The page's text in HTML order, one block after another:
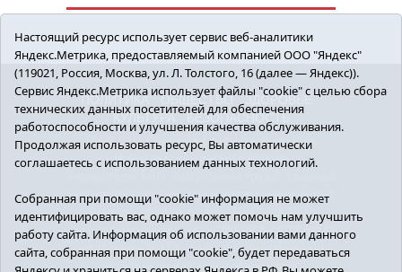
ПОЛИТИКА ОБЩЕСТВО
ЗДОРОВЬЕ
КУЛЬТУРА
БЕЗОПАСНОСТЬ
16+ © 2018 Сорокинский район в деталях.
Новости Сорокинского района
редактор - Королюк Елена Анатольевна, e-mail:
znamenka@inbox.ru, тел.: 8(34550)2-27-30
Регистрационный номер СМИ Эл №ФС77-69142
от 24 марта 2017 г., выданное Федеральной
службой по надзору в сфере связи,
Настоящий ресурс использует сервис веб-аналитики
Яндекс.Метрика, предоставляемый компанией ООО "Яндекс"
(119021, Россия, Москва, ул. Л. Толстого, 16 (далее — Яндекс)).
Сервис Яндекс.Метрика использует файлы "cookie" с целью сбора
технических данных посетителей для обеспечения
работоспособности и улучшения качества обслуживания.
Продолжая использовать ресурс, Вы автоматически
соглашаетесь с использованием данных технологий.
Собранная при помощи "cookie" информация не может
идентифицировать вас, однако может помочь нам улучшить
работу сайта. Информация об использовании вами данного
сайта, собранная при помощи "cookie", будет передаваться